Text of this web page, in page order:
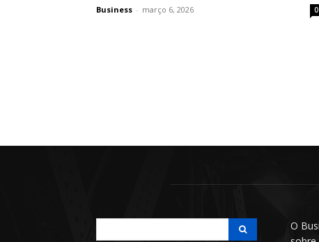
Business - março 6, 2026 0
O